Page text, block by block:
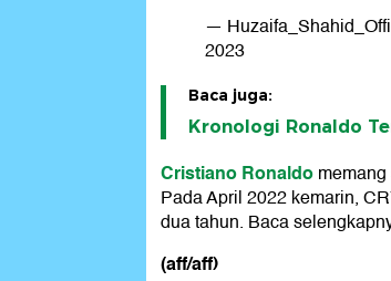
—
2023
Baca juga:
Kronologi Ronaldo
Cristiano Ronaldo
Pada April 2022 kemarin,
dua tahun. Baca
(aff/aff)